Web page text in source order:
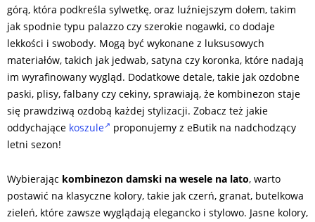
górą, która podkreśla sylwetkę, oraz luźniejszym dołem, takim
jak spodnie typu palazzo czy szerokie nogawki, co dodaje
lekkości i swobody. Mogą być wykonane z luksusowych
materiałów, takich jak jedwab, satyna czy koronka, które nadają
im wyrafinowany wygląd. Dodatkowe detale, takie jak ozdobne
paski, plisy, falbany czy cekiny, sprawiają, że kombinezon staje
się prawdziwą ozdobą każdej stylizacji. Zobacz też jakie
oddychające koszule
proponujemy z eButik na nadchodzący
letni sezon!
Wybierając kombinezon damski na wesele na lato, warto
postawić na klasyczne kolory, takie jak czerń, granat, butelkowa
zieleń, które zawsze wyglądają elegancko i stylowo. Jasne kolory,